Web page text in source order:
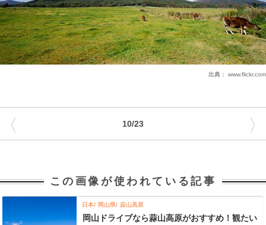
出典： www.flickr.com
10/23
〈 〉
この画像が使われている記事
日本 岡山県 蒜山高原
岡山ドライブなら蒜山高原がおすすめ！観たい